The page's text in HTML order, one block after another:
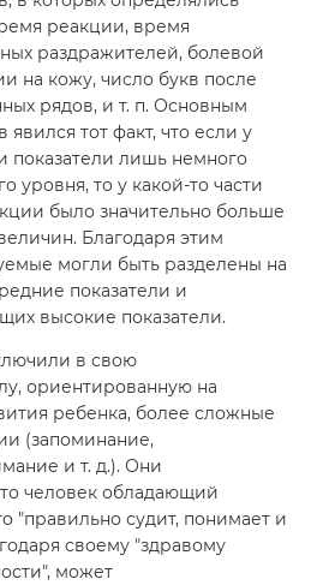
реакции, время
раздражителей, болевой
на кожу, число букв после
рядов, и т. п. Основным
явился тот факт, что если у
показатели лишь немного
уровня, то у какой-то части
было значительно больше
Благодаря этим
могли быть разделены на
показатели и
высокие показатели.
в свою
ориентированную на
ребенка, более сложные
(запоминание,
и т. д.). Они
человек обладающий
"правильно судит, понимает и
своему "здравому
может